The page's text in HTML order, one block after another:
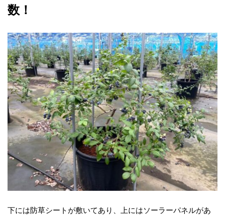
数！
下には防草シートが敷いてあり、上にはソーラーパネルがあ